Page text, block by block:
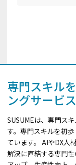
専門スキル
ングサービ
SUSUMEは、専門ス
す。専門スキルを初
ています。 AIやDX人
解決に直結する専門